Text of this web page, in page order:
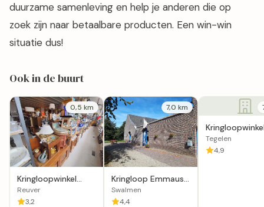
duurzame samenleving en help je anderen die op
zoek zijn naar betaalbare producten. Een win-win
situatie dus!
Ook in de buurt
0,5 km
Kringloopwinkel
Stichting Primula in
Reuver
Reuver
3,2
7,0 km
Kringloop Emmaus
Perspectief "Hoeve
Geno
Swalmen
4,4
play
Tegelen
Tegelen
4,9